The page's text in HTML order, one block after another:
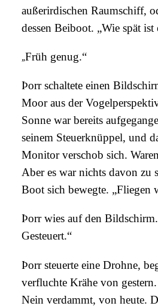
außerirdischen Raumschiff,
dessen Beiboot. „Wie spät ist
„Früh genug.“
Þorr schaltete einen
Moor aus der
Sonne war bereits
seinem Steuerknüppel, und
Monitor verschob sich.
Aber es war nichts davon zu
Boot sich bewegte. „Fliegen
Þorr wies auf den
Gesteuert.“
Þorr steuerte eine Drohne,
verfluchte Krähe von
Nein verdammt, von heute.